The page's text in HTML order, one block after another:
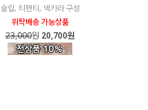
슬립, 티팬티, 넥카라 구성
위탁배송 가능상품
23,000원 20,700원